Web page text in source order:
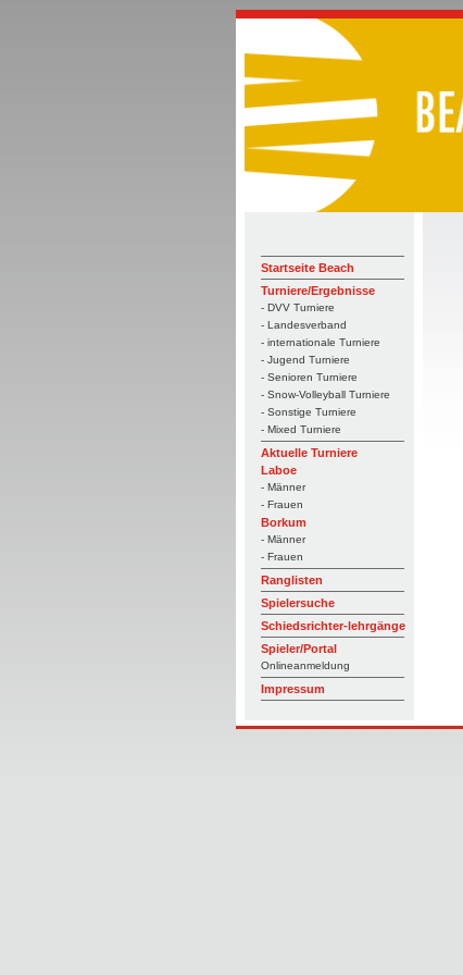
Startseite Beach
Turniere/Ergebnisse
- DVV Turniere
- Landesverband
- internationale Turniere
- Jugend Turniere
- Senioren Turniere
- Snow-Volleyball Turniere
- Sonstige Turniere
- Mixed Turniere
Aktuelle Turniere
Laboe
- Männer
- Frauen
Borkum
- Männer
- Frauen
Ranglisten
Spielersuche
Schiedsrichter-lehrgänge
Spieler/Portal
Onlineanmeldung
Impressum